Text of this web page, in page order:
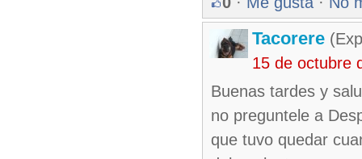
Tacorere
15 de octubre
Buenas tardes y
no preguntele a
que tuvo quedar